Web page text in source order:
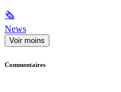
🗞
News
Voir moins
Commentaires